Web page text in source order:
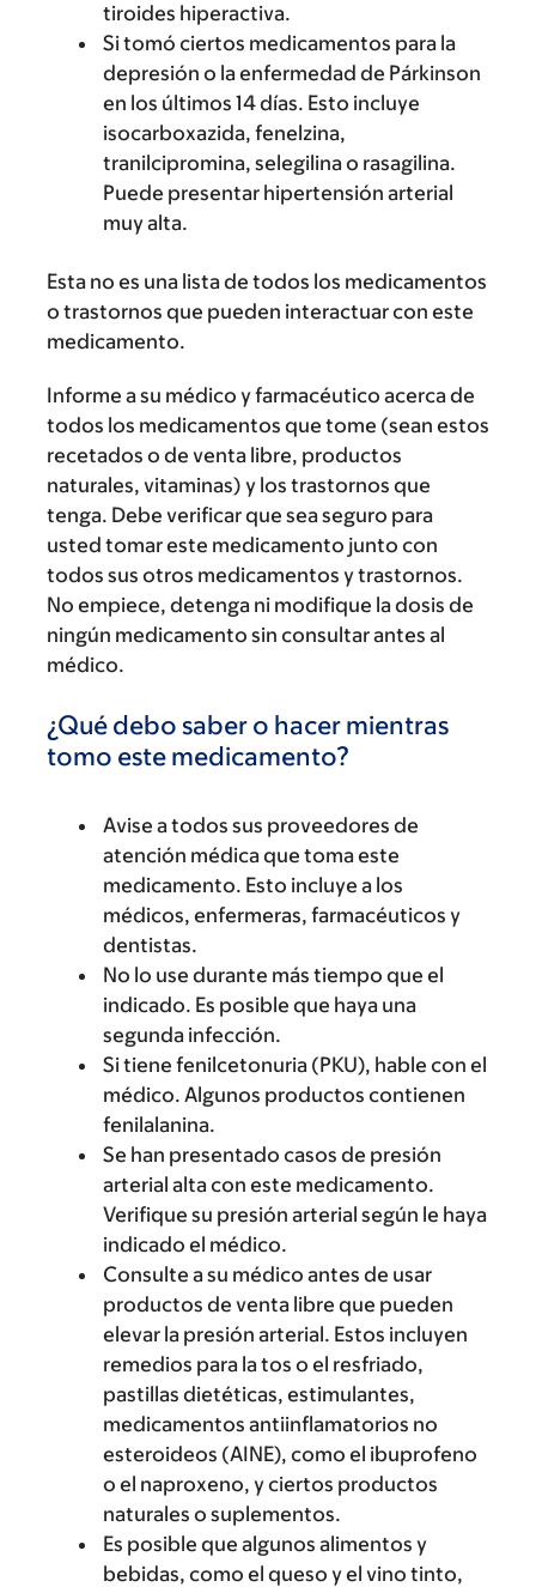
tiroides hiperactiva.
Si tomó ciertos medicamentos para la
depresión o la enfermedad de Párkinson
en los últimos 14 días. Esto incluye
isocarboxazida, fenelzina,
tranilcipromina, selegilina o rasagilina.
Puede presentar hipertensión arterial
muy alta.
Esta no es una lista de todos los medicamentos
o trastornos que pueden interactuar con este
medicamento.
Informe a su médico y farmacéutico acerca de
todos los medicamentos que tome (sean estos
recetados o de venta libre, productos
naturales, vitaminas) y los trastornos que
tenga. Debe verificar que sea seguro para
usted tomar este medicamento junto con
todos sus otros medicamentos y trastornos.
No empiece, detenga ni modifique la dosis de
ningún medicamento sin consultar antes al
médico.
¿Qué debo saber o hacer mientras
tomo este medicamento?
Avise a todos sus proveedores de
atención médica que toma este
medicamento. Esto incluye a los
médicos, enfermeras, farmacéuticos y
dentistas.
No lo use durante más tiempo que el
indicado. Es posible que haya una
segunda infección.
Si tiene fenilcetonuria (PKU), hable con el
médico. Algunos productos contienen
fenilalanina.
Se han presentado casos de presión
arterial alta con este medicamento.
Verifique su presión arterial según le haya
indicado el médico.
Consulte a su médico antes de usar
productos de venta libre que pueden
elevar la presión arterial. Estos incluyen
remedios para la tos o el resfriado,
pastillas dietéticas, estimulantes,
medicamentos antiinflamatorios no
esteroideos (AINE), como el ibuprofeno
o el naproxeno, y ciertos productos
naturales o suplementos.
Es posible que algunos alimentos y
bebidas, como el queso y el vino tinto,